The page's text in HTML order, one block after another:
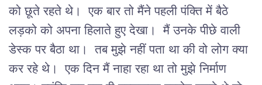
को छूते रहते थे।  एक बार तो मैंने पहली पंक्ति में बैठे
लड़को को अपना हिलाते हुए देखा।  मैं उनके पीछे वाली
डेस्क पर बैठा था।  तब मुझे नहीं पता था की वो लोग क्या
कर रहे थे।  एक दिन मैं नाहा रहा था तो मुझे निर्माण